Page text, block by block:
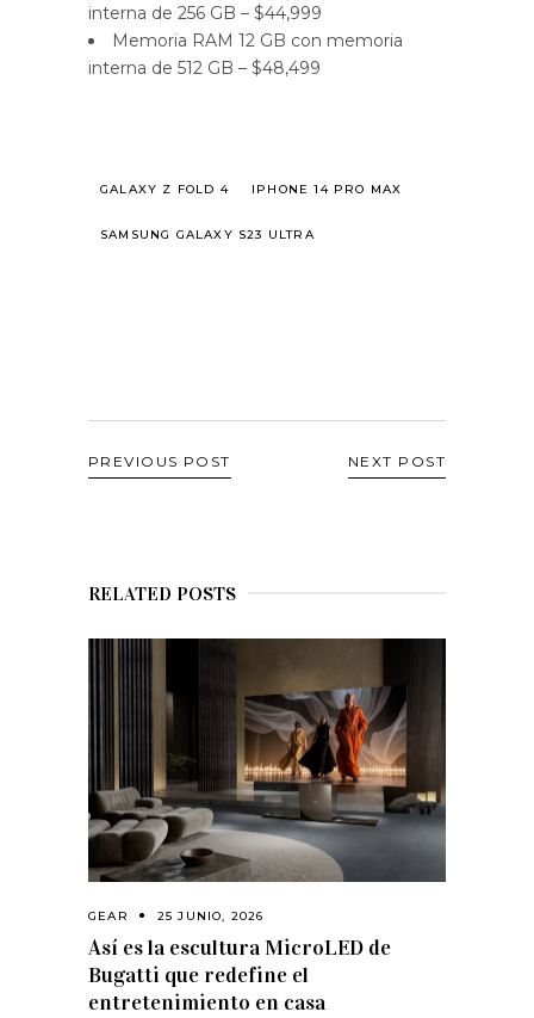
interna de 256 GB – $44,999
Memoria RAM 12 GB con memoria
interna de 512 GB – $48,499
GALAXY Z FOLD 4 IPHONE 14 PRO MAX
SAMSUNG GALAXY S23 ULTRA
PREVIOUS POST NEXT POST
RELATED POSTS
GEAR 25 JUNIO, 2026
Así es la escultura MicroLED de
Bugatti que redefine el
entretenimiento en casa